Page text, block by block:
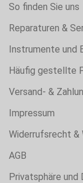
So finden Sie uns
Reparaturen &
Instrumente und
Häufig gestellte
Versand- &
Impressum
Widerrufsrecht &
AGB
Privatsphäre und